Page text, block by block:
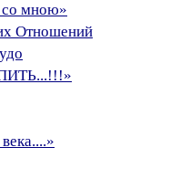
со мною»
Отношений